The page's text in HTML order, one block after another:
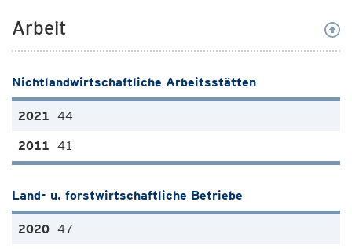
Arbeit
Nichtlandwirtschaftliche Arbeitsstätten
44
41
Land- u. forstwirtschaftliche Betriebe
47